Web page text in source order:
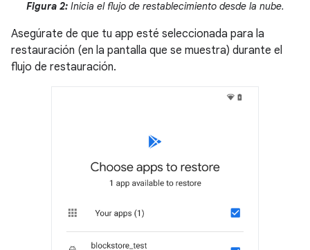
Figura 2:Inicia el flujo de restablecimiento desde la nube.
Asegúrate de que tu app esté seleccionada para la
restauración (en la pantalla que se muestra) durante el
flujo de restauración.